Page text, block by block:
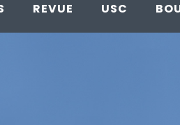
REVUE USC